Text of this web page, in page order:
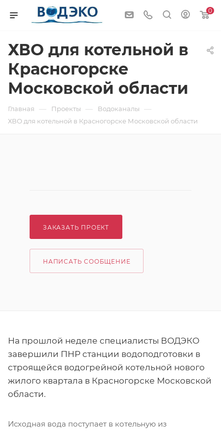
0
ХВО для котельной в
Красногорске
Московской области
Главная — Проекты — Водоканалы —
ХВО для котельной в Красногорске Московской области
ЗАКАЗАТЬ ПРОЕКТ
НАПИСАТЬ СООБЩЕНИЕ
На прошлой неделе специалисты ВОДЭКО
завершили ПНР станции водоподготовки в
строящейся водогрейной котельной нового
жилого квартала в Красногорске Московской
области.
Исходная вода поступает в котельную из